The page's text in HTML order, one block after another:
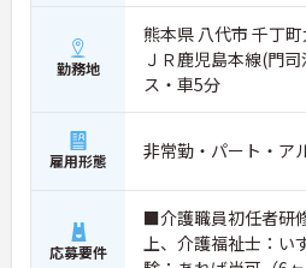
勤務地
熊本県 八代市 千丁
ＪＲ鹿児島本線(門
ス・車5分
雇用形態 非常勤・パート・ア
応募要件
■介護職員初任者研
上、介護福祉士：